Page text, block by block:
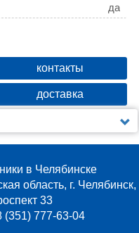
да
контакты
доставка
Sky Black 064009
в Челябинске
область, г. Челябинск,
33
(351) 777-63-04